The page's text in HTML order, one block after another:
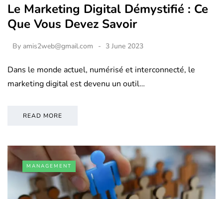
Le Marketing Digital Démystifié : Ce
Que Vous Devez Savoir
By amis2web@gmail.com 3 June 2023
Dans le monde actuel, numérisé et interconnecté, le
marketing digital est devenu un outil…
READ MORE
MANAGEMENT